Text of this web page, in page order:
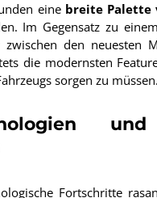
eine breite Palette
Im Gegensatz zu
den neuesten
die modernsten
sorgen zu müssen.
Fortschritte